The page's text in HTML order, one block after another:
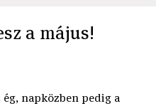
a május!
napközben pedig a